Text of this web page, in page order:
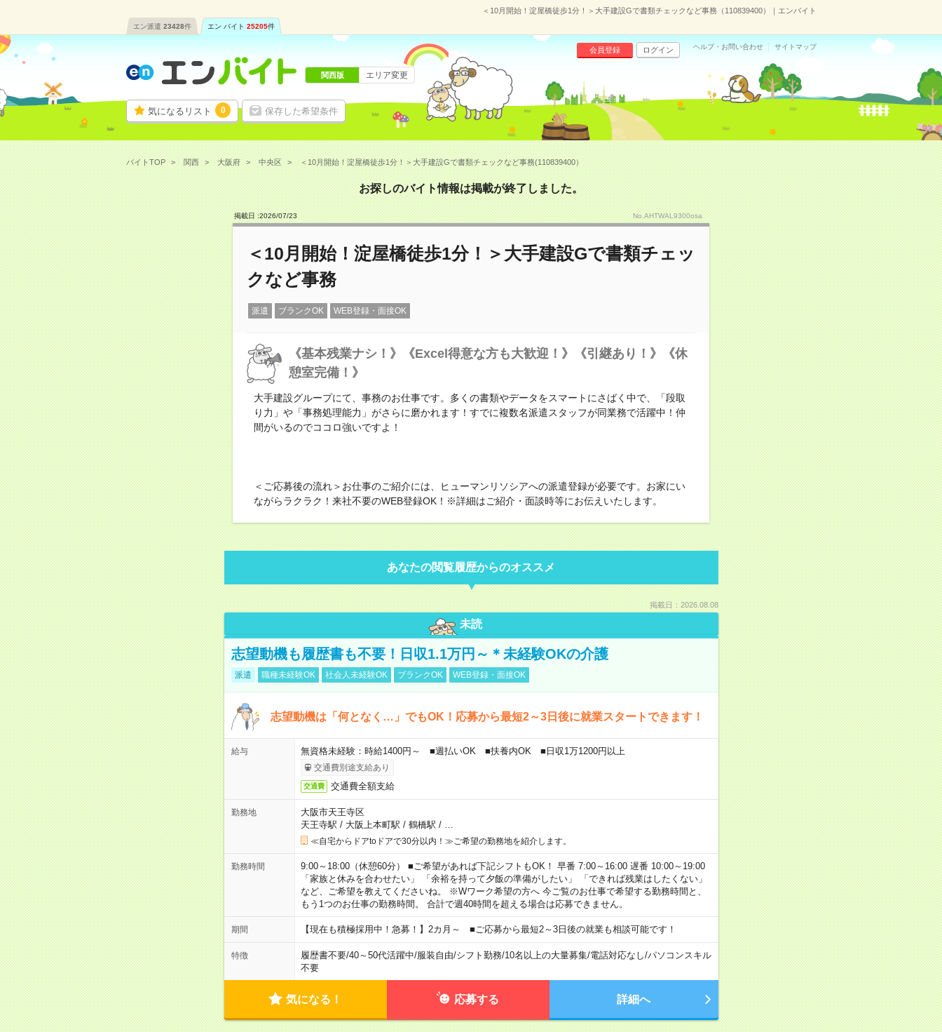
＜10月開始！淀屋橋徒歩1分！＞大手建設Gで書類チェックなど事務（110839400）｜エンバイト
エン派遣 23428件 エン バイト 25205件
気になるリスト 0 保存した希望条件
会員登録 ログイン ヘルプ・お問い合わせ サイトマップ
関西版 エリア変更
バイトTOP 関西 大阪府 中央区 ＜10月開始！淀屋橋徒歩1分！＞大手建設Gで書類チェックなど事務(110839400）
お探しのバイト情報は掲載が終了しました。
掲載日 :2026/07/23 No.AHTWAL9300osa
＜10月開始！淀屋橋徒歩1分！＞大手建設Gで書類チェッ
クなど事務
派遣 ブランクOK WEB登録・面接OK
《基本残業ナシ！》《Excel得意な方も大歓迎！》《引継あり！》《休
憩室完備！》
大手建設グループにて、事務のお仕事です。多くの書類やデータをスマートにさばく中で、「段取
り力」や「事務処理能力」がさらに磨かれます！すでに複数名派遣スタッフが同業務で活躍中！仲
間がいるのでココロ強いですよ！
＜ご応募後の流れ＞お仕事のご紹介には、ヒューマンリソシアへの派遣登録が必要です。お家にい
ながらラクラク！来社不要のWEB登録OK！※詳細はご紹介・面談時等にお伝えいたします。
あなたの閲覧履歴からのオススメ
掲載日：2026.08.08
未読
志望動機も履歴書も不要！日収1.1万円～＊未経験OKの介護
派遣 職種未経験OK 社会人未経験OK ブランクOK WEB登録・面接OK
志望動機は「何となく…」でもOK！応募から最短2～3日後に就業スタートできます！
給与 無資格未経験：時給1400円～ ■週払いOK ■扶養内OK ■日収1万1200円以上
交通費別途支給あり
交通費 交通費全額支給
勤務地
大阪市天王寺区
天王寺駅 / 大阪上本町駅 / 鶴橋駅 /
≪自宅からドアtoドアで30分以内！≫ご希望の勤務地を紹介します。
勤務時間
9:00～18:00（休憩60分） ■ご希望があれば下記シフトもOK！ 早番 7:00～16:00 遅番 10:00～19:00
「家族と休みを合わせたい」 「余裕を持って夕飯の準備がしたい」 「できれば残業はしたくない」
など、ご希望を教えてくださいね。 ※Wワーク希望の方へ 今ご覧のお仕事で希望する勤務時間と、
もう1つのお仕事の勤務時間。 合計で週40時間を超える場合は応募できません。
期間 【現在も積極採用中！急募！】2カ月～ ■ご応募から最短2～3日後の就業も相談可能です！
特徴 履歴書不要/40～50代活躍中/服装自由/シフト勤務/10名以上の大量募集/電話対応なし/パソコンスキル
不要
気になる！ 応募する 詳細へ